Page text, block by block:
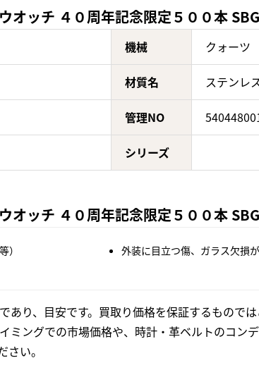
オッチ ４０周年記念限定５００本
機械 クォーツ
材質名 ステンレ
管理NO
シリーズ
オッチ ４０周年記念限定５００本
）
外装に目立つ傷、ガラス欠損
り、目安です。買取り価格を保証するものでは
ミングでの市場価格や、時計・革ベルトのコン
い。